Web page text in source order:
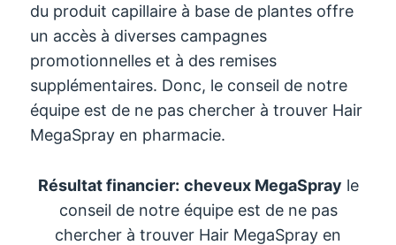
du produit capillaire à base de plantes offre
un accès à diverses campagnes
promotionnelles et à des remises
supplémentaires. Donc, le conseil de notre
équipe est de ne pas chercher à trouver Hair
MegaSpray en pharmacie.
Résultat financier: cheveux MegaSpray le
conseil de notre équipe est de ne pas
chercher à trouver Hair MegaSpray en